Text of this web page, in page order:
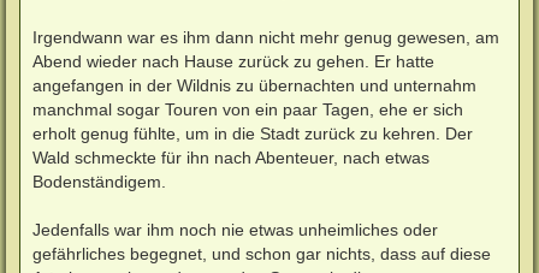
Irgendwann war es ihm dann nicht mehr genug gewesen, am
Abend wieder nach Hause zurück zu gehen. Er hatte
angefangen in der Wildnis zu übernachten und unternahm
manchmal sogar Touren von ein paar Tagen, ehe er sich
erholt genug fühlte, um in die Stadt zurück zu kehren. Der
Wald schmeckte für ihn nach Abenteuer, nach etwas
Bodenständigem.
Jedenfalls war ihm noch nie etwas unheimliches oder
gefährliches begegnet, und schon gar nichts, dass auf diese